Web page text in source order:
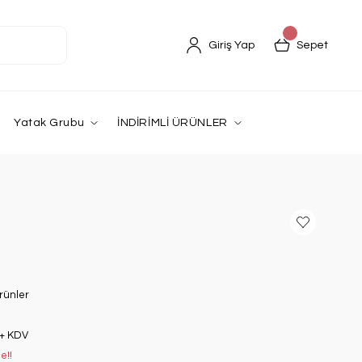
Giriş Yap Sepet
Yatak Grubu İNDİRİMLİ ÜRÜNLER
KDV